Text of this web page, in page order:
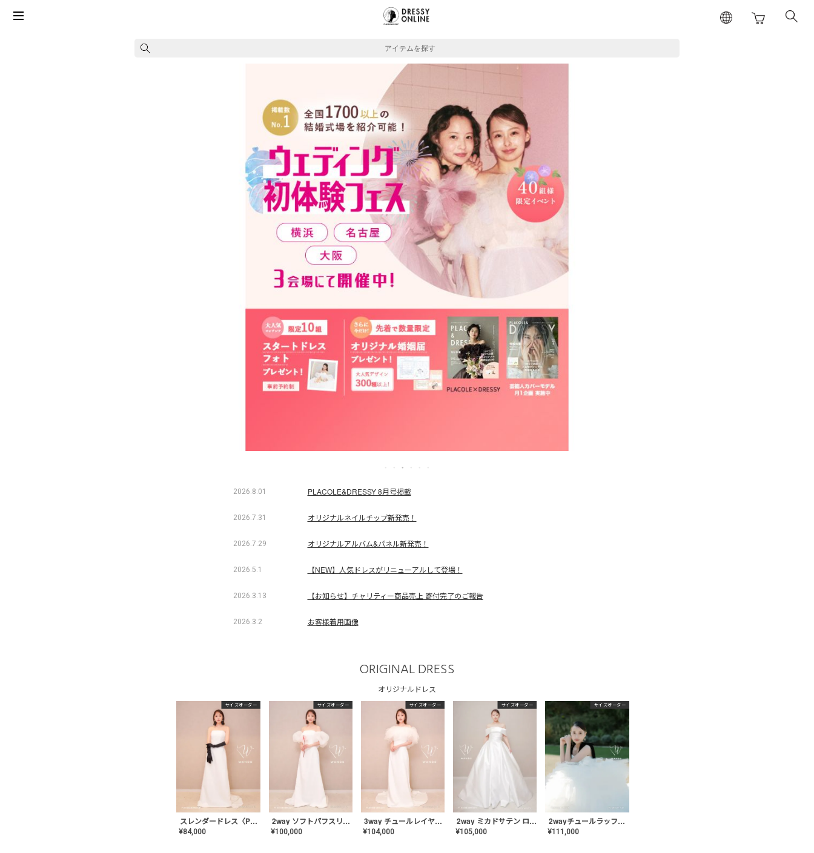
アイテムを探す
2026.8.01 PLACOLE&DRESSY 8月号掲載
2026.7.31 オリジナルネイルチップ新発売！
2026.7.29 オリジナルアルバム&パネル新発売！
2026.5.1 【NEW】人気ドレスがリニューアルして登場！
2026.3.13 【お知らせ】チャリティー商品売上 寄付完了のご報告
2026.3.2 お客様着用画像
ORIGINAL DRESS
オリジナルドレス
サイズオーダー
スレンダードレス〈PD-WDOR-2110〉
¥84,000
サイズオーダー
2way ソフトパフスリーブ スレンダードレス〈PD-WDOR-2112〉
¥100,000
サイズオーダー
3way チュールレイヤーオフショルダー スレンダードレス〈PD-WDOR-2111〉
¥104,000
サイズオーダー
2way ミカドサテン ロールカラードレス〈PD-WDOR-511〉
¥105,000
サイズオーダー
2wayチュールラッフルドレス〈PD-WDOR-341〉
¥111,000